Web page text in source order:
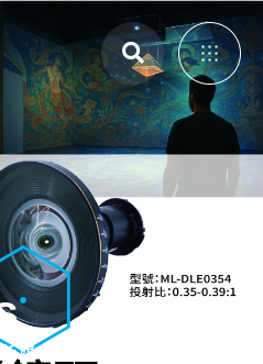
展覽展示設計
體感互動裝置
3D Mapping
大畫面投影拼接
智能電控膜
新媒體影像科技設計